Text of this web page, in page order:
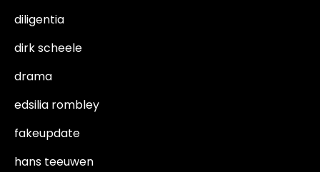
diligentia
dirk scheele
drama
edsilia rombley
fakeupdate
hans teeuwen